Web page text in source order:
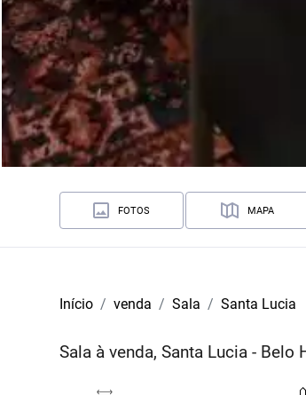
FOTOS MAPA
Início venda Sala Santa Lucia
Sala à venda, Santa Lucia - Belo